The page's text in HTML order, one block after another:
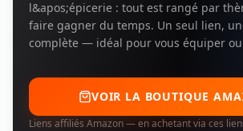
l&apos;épicerie : tout est rangé par
faire gagner du temps. Un seul lien,
complète — idéal pour vous équiper
VOIR LA BOUTIQUE
Liens affiliés Amazon — en achetant via ces